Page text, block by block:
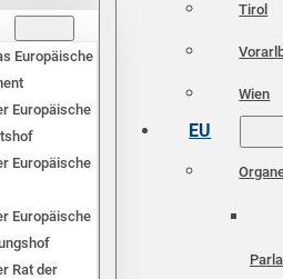
Europäische
Europäische
Europäische
Europäische
Rat der
Tirol
Wien
EU